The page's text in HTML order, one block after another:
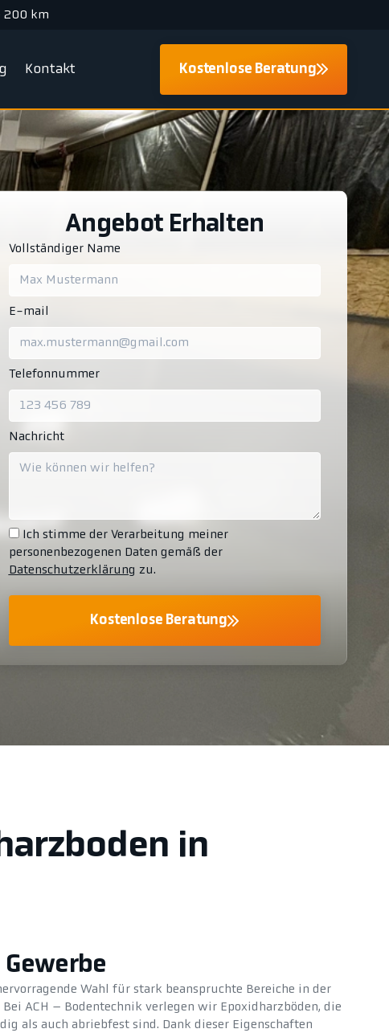
200 km
Kontakt Kostenlose Beratung
Angebot Erhalten
Vollständiger Name
E-mail
Telefonnummer
Nachricht
Ich stimme der Verarbeitung meiner
personenbezogenen Daten gemäß der
Datenschutzerklärung zu.
Kostenlose Beratung
in
Wahl für stark beanspruchte Bereiche in der
ACH – Bodentechnik verlegen wir Epoxidharzböden, die
als auch abriebfest sind. Dank dieser Eigenschaften